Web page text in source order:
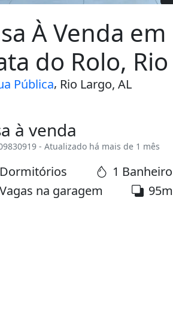
À Venda
do Rolo,
Pública, Rio Largo, AL
à venda
- Atualizado há mais de 1 mês
1 Banheiro
na garagem